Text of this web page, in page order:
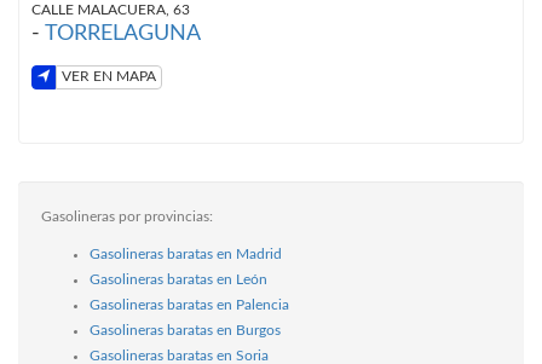
CALLE MALACUERA, 63
- TORRELAGUNA
VER EN MAPA
Gasolineras por provincias:
Gasolineras baratas en Madrid
Gasolineras baratas en León
Gasolineras baratas en Palencia
Gasolineras baratas en Burgos
Gasolineras baratas en Soria